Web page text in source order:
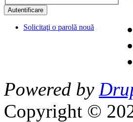
Solicitaţi o parolă nouă
Powered by
Copyright ©